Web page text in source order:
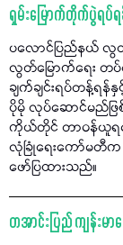
ရှမ်းမြောက်တိုက်ပွဲရပ်ရ
ပလောင်ပြည်နယ် လွတ်
လွတ်မြောက်ရေး တပ်
ချက်ချင်းရပ်တန့်ရ
ပိုမို လုပ်ဆောင်မည်ဖ
ကိုယ်တိုင် တာဝန်ယူရ
လုံခြုံရေးကော်မတီက "
ဖော်ပြထားသည်။
တအာင်းပြည် ကျန်းမာ